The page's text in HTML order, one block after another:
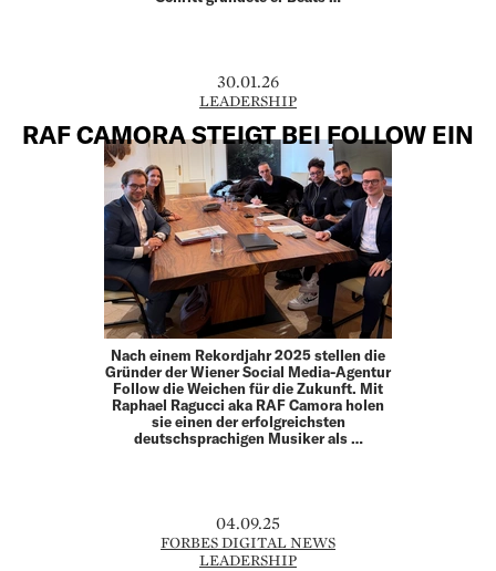
30.01.26
LEADERSHIP
RAF CAMORA STEIGT BEI FOLLOW EIN
Nach einem Rekordjahr 2025 stellen die
Gründer der Wiener Social Media-Agentur
Follow die Weichen für die Zukunft. Mit
Raphael Ragucci aka RAF Camora holen
sie einen der erfolgreichsten
deutschsprachigen Musiker als …
04.09.25
FORBES DIGITAL NEWS
LEADERSHIP